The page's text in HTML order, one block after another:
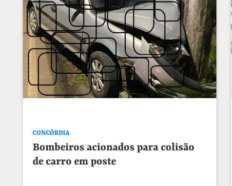
CONCÓRDIA
Bombeiros acionados para colisão
de carro em poste